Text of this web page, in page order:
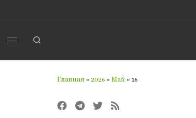
Главная »2026 »Май »16